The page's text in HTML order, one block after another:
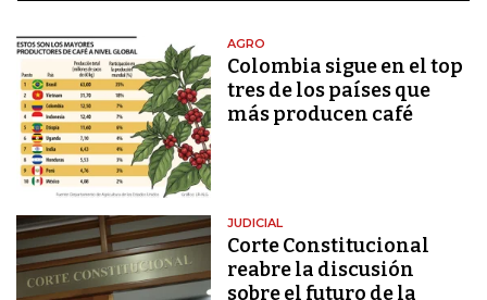
AGRO
Colombia sigue en el top
tres de los países que
más producen café
JUDICIAL
Corte Constitucional
reabre la discusión
sobre el futuro de la